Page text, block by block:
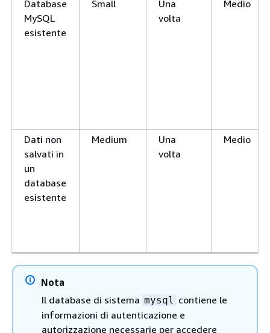
Database
MySQL
esistente
Small
Una
volta
Medio
Dati non
salvati in
un
database
esistente
Medium
Una
volta
Medio
Nota
Il database di sistema mysql contiene le
informazioni di autenticazione e
autorizzazione necessarie per accedere